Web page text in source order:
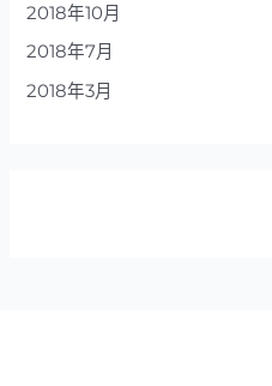
2018年10月
2018年7月
2018年3月